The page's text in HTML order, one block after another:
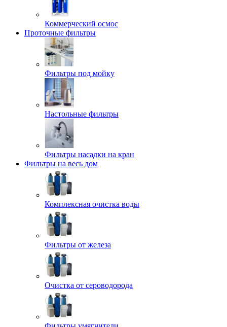
Коммерческий осмос
Проточные фильтры
Фильтры под мойку
Настольные фильтры
Фильтры насадки на кран
Фильтры на весь дом
Комплексная очистка воды
Фильтры от железа
Очистка от сероводорода